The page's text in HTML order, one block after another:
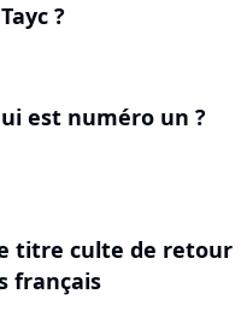
?
est numéro un ?
titre culte de retour
français